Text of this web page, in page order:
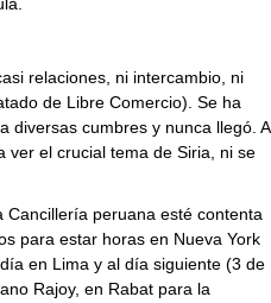
relaciones, ni intercambio, ni
de Libre Comercio). Se ha
diversas cumbres y nunca llegó. A
ver el crucial tema de Siria, ni se
Cancillería peruana esté contenta
para estar horas en Nueva York
en Lima y al día siguiente (3 de
Rajoy, en Rabat para la